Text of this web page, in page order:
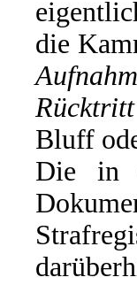
die
Bluff
Die in